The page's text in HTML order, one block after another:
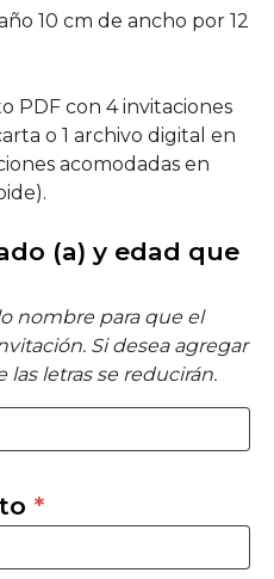
10 cm de ancho por 12
PDF con 4 invitaciones
o 1 archivo digital en
acomodadas en
(a) y edad que
nombre para que el
Si desea agregar
letras se reducirán.
*